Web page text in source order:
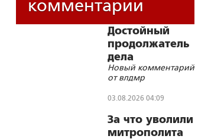
комментарии
Достойный
продолжатель
дела
Губельмана-
Ярославского
Новый комментарий
от влдмр
03.08.2026 04:09
За что уволили
митрополита